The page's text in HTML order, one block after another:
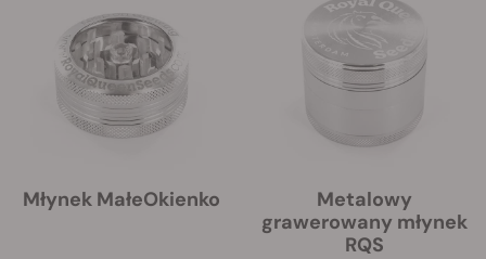
Młynek MałeOkienko
Metalowy
grawerowany młynek
RQS